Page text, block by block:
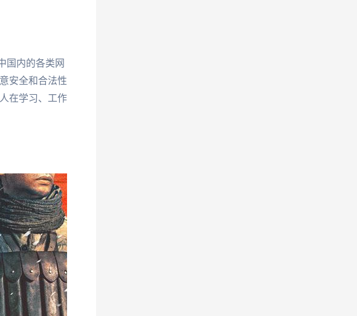
国内的各类网
安全和合法性
在学习、工作